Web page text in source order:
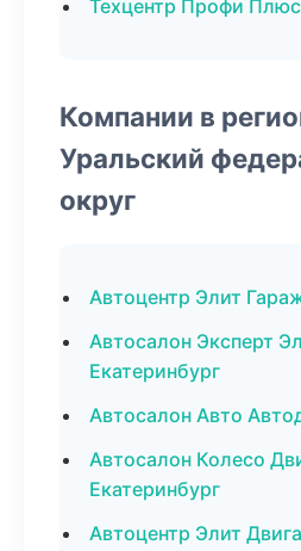
Техцентр Профи
Компании в
Уральский
округ
Автоцентр Элит
Автосалон Эксперт
Екатеринбург
Автосалон Авто
Автосалон Колесо
Екатеринбург
Автоцентр Элит